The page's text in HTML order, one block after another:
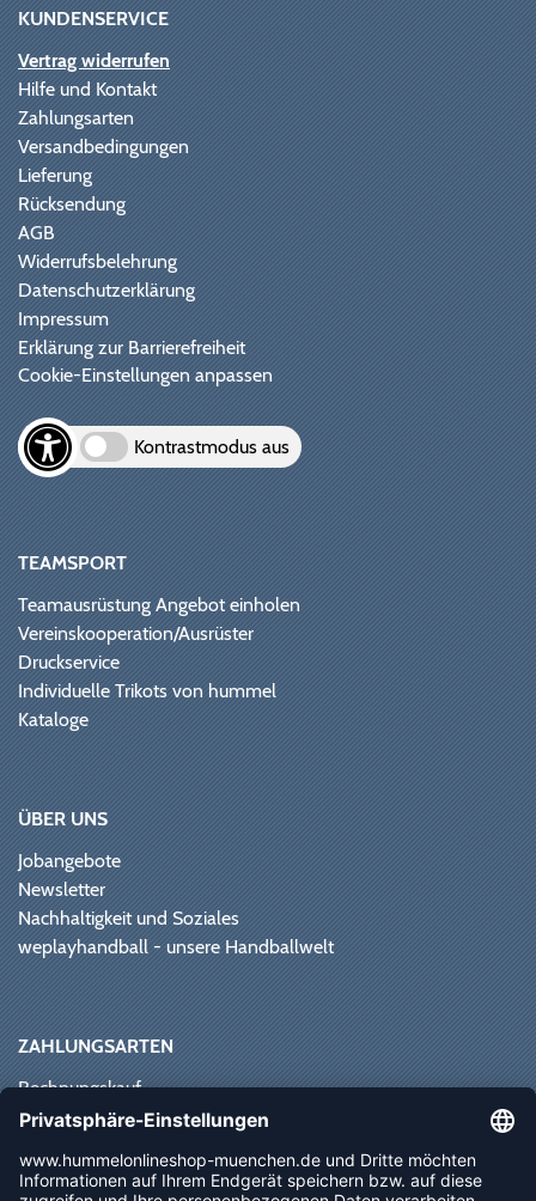
KUNDENSERVICE
Vertrag widerrufen
Hilfe und Kontakt
Zahlungsarten
Versandbedingungen
Lieferung
Rücksendung
AGB
Widerrufsbelehrung
Datenschutzerklärung
Impressum
Erklärung zur Barrierefreiheit
Cookie-Einstellungen anpassen
Kontrastmodus aus
TEAMSPORT
Teamausrüstung Angebot einholen
Vereinskooperation/Ausrüster
Druckservice
Individuelle Trikots von hummel
Kataloge
ÜBER UNS
Jobangebote
Newsletter
Nachhaltigkeit und Soziales
weplayhandball - unsere Handballwelt
ZAHLUNGSARTEN
Rechnungskauf
Paypal
Vorkasse